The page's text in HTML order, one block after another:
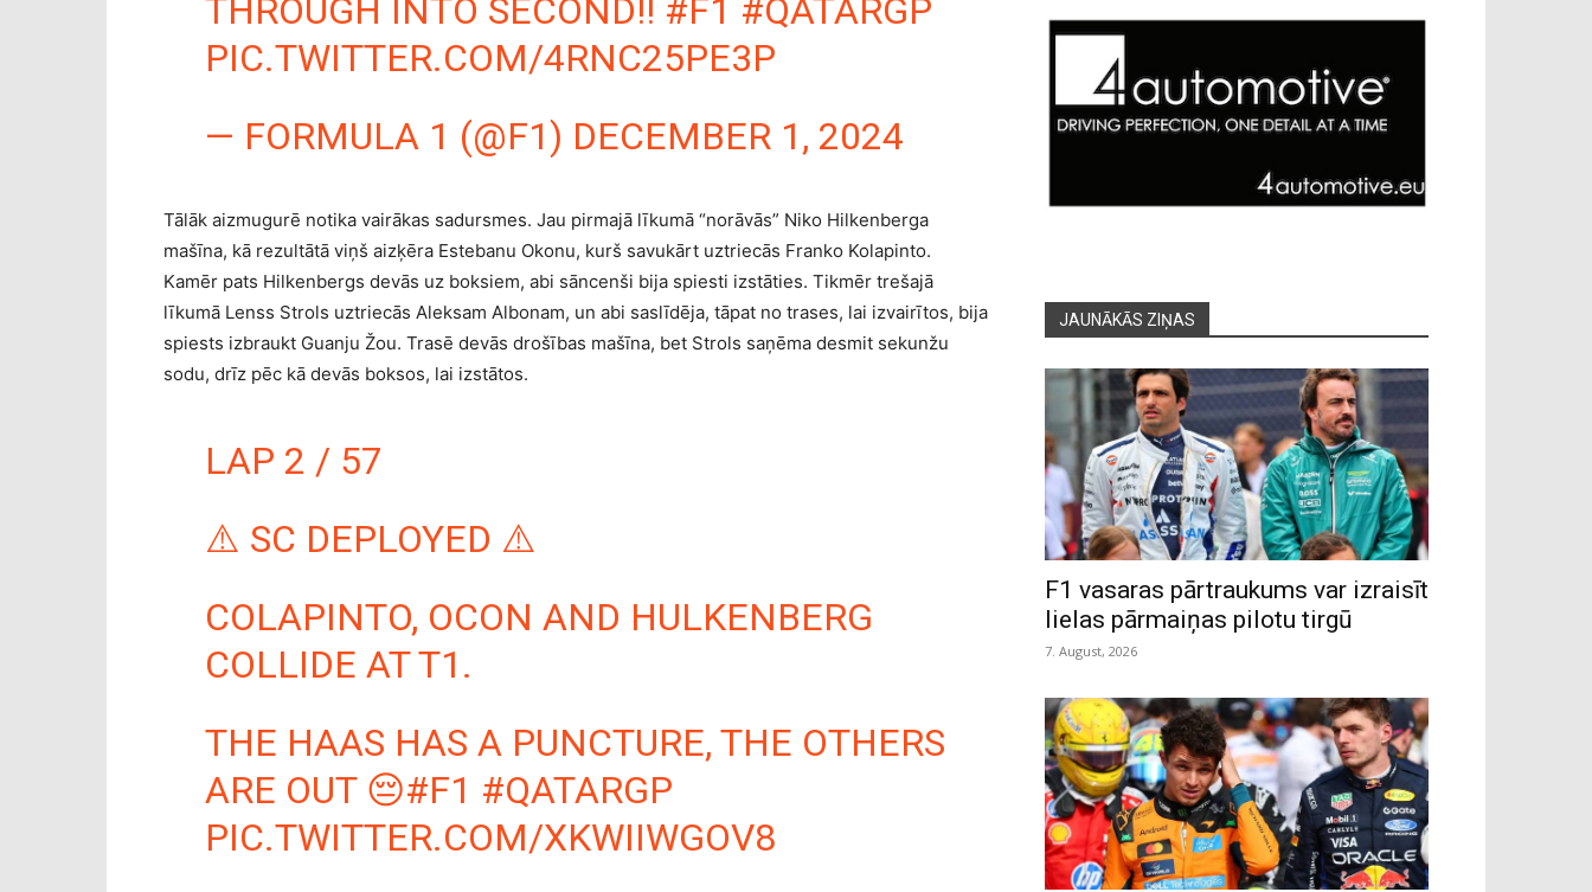
THROUGH INTO SECOND!! #F1 #QATARGP
PIC.TWITTER.COM/4RNC25PE3P
— FORMULA 1 (@F1) DECEMBER 1, 2024
Tālāk aizmugurē notika vairākas sadursmes. Jau pirmajā līkumā “norāvās” Niko Hilkenberga
mašīna, kā rezultātā viņš aizķēra Estebanu Okonu, kurš savukārt uztriecās Franko Kolapinto.
Kamēr pats Hilkenbergs devās uz boksiem, abi sāncenši bija spiesti izstāties. Tikmēr trešajā
līkumā Lenss Strols uztriecās Aleksam Albonam, un abi saslīdēja, tāpat no trases, lai izvairītos, bija
spiests izbraukt Guanju Žou. Trasē devās drošības mašīna, bet Strols saņēma desmit sekunžu
sodu, drīz pēc kā devās boksos, lai izstātos.
LAP 2 / 57
⚠️ SC DEPLOYED ⚠️
COLAPINTO, OCON AND HULKENBERG
COLLIDE AT T1.
THE HAAS HAS A PUNCTURE, THE OTHERS
ARE OUT 😔#F1 #QATARGP
PIC.TWITTER.COM/XKWIIWGOV8
JAUNĀKĀS ZIŅAS
F1 vasaras pārtraukums var izraisīt
lielas pārmaiņas pilotu tirgū
7. August, 2026